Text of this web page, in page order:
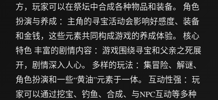
方，玩家可以在祭坛中合成各种物品和装备。 角色
扮演与养成 ：主角的寻宝活动会影响好感度、装备
和金钱，这些元素共同构成游戏的养成体验。 核心
特色 丰富的剧情内容 ：游戏围绕寻宝和父亲之死展
开，剧情深入人心。 多样的玩法 ：集冒险、解谜、
角色扮演和一些“黄油”元素于一体。 互动性强 ：玩
家可以通过挖宝、钓鱼、合成、与NPC互动等多种